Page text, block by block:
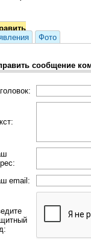
Фото
сообщение
email: